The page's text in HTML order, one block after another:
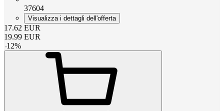
37604
Visualizza i dettagli dell'offerta
17.62 EUR
19.99 EUR
-12%